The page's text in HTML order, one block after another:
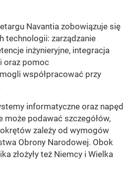
Navantia zobowiązuje się
technologii: zarządzanie
inżynieryjne, integracja
oraz pomoc
współpracować przy
informatyczne oraz napęd
może podawać szczegółów,
zależy od wymogów
Obrony Narodowej. Obok
złożyły też Niemcy i Wielka